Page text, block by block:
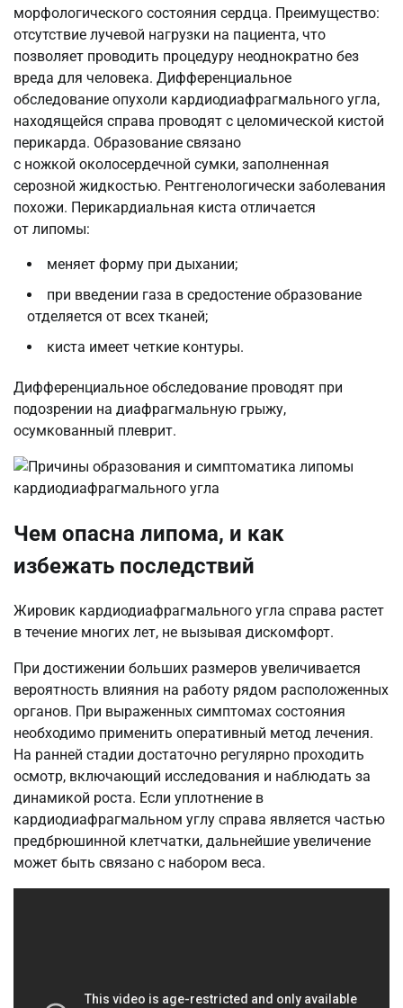
морфологического состояния сердца. Преимущество:
отсутствие лучевой нагрузки на пациента, что
позволяет проводить процедуру неоднократно без
вреда для человека. Дифференциальное
обследование опухоли кардиодиафрагмального угла,
находящейся справа проводят с целомической кистой
перикарда. Образование связано
с ножкой околосердечной сумки, заполненная
серозной жидкостью. Рентгенологически заболевания
похожи. Перикардиальная киста отличается
от липомы:
меняет форму при дыхании;
при введении газа в средостение образование
отделяется от всех тканей;
киста имеет четкие контуры.
Дифференциальное обследование проводят при
подозрении на диафрагмальную грыжу,
осумкованный плеврит.
Чем опасна липома, и как
избежать последствий
Жировик кардиодиафрагмального угла справа растет
в течение многих лет, не вызывая дискомфорт.
При достижении больших размеров увеличивается
вероятность влияния на работу рядом расположенных
органов. При выраженных симптомах состояния
необходимо применить оперативный метод лечения.
На ранней стадии достаточно регулярно проходить
осмотр, включающий исследования и наблюдать за
динамикой роста. Если уплотнение в
кардиодиафрагмальном углу справа является частью
предбрюшинной клетчатки, дальнейшие увеличение
может быть связано с набором веса.